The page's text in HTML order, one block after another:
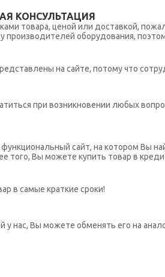
КОНСУЛЬТАЦИЯ
товара, ценой или доставкой,
оборудования,
на сайте, потому что
при возникновении любых
сайт, на котором Вы
того, Вы можете купить товар в
в самые краткие сроки!
нас, Вы можете обменять его на